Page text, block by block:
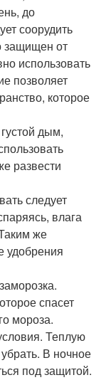
до
соорудить
защищен от
использовать
позволяет
которое
дым,
развести
следует
влага
же
удобрения
спасет
мороза.
Теплую
В ночное
под защитой.